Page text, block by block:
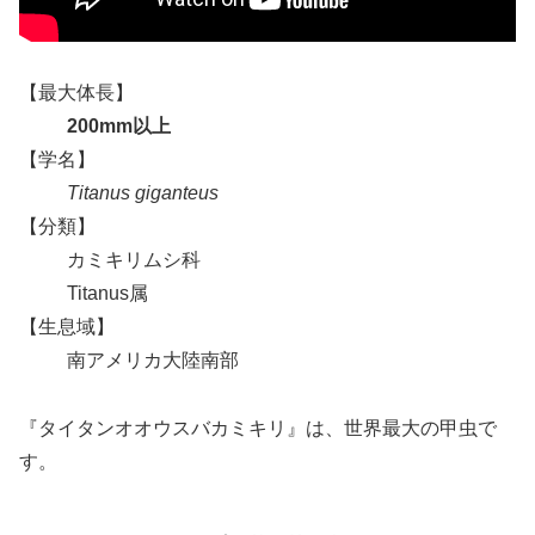
【最大体長】
200mm以上
【学名】
Titanus giganteus
【分類】
カミキリムシ科
Titanus属
【生息域】
南アメリカ大陸南部
『タイタンオオウスバカミキリ』は、世界最大の甲虫で
す。